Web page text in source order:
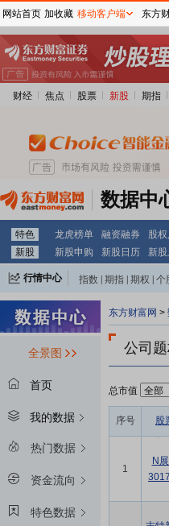
财经 焦点 股票 新股 期指
数据中
特色 龙虎榜单 融资融券 股
新股
新股申购 新股日历 新
行情中心 指数 期指 期权 个
全景图
首页
我的数据
热门数据
资金流向
特色数据
东方财富网 >
公司
总市值
序号 股
1
N
序号 股
1
N
网站首页 加收藏 移动客户端 东方